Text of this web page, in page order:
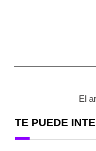
El
TE PUEDE